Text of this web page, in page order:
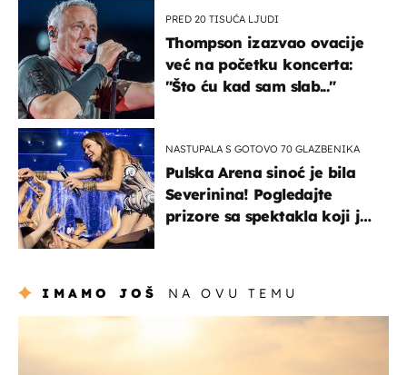
PRED 20 TISUĆA LJUDI
Thompson izazvao ovacije
već na početku koncerta:
"Što ću kad sam slab..."
NASTUPALA S GOTOVO 70 GLAZBENIKA
Pulska Arena sinoć je bila
Severinina! Pogledajte
prizore sa spektakla koji je
IMAMO JOŠ NA OVU TEMU